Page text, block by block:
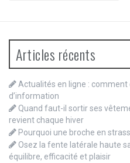
Articles récents
Actualités en ligne : comment
d’information
Quand faut-il sortir ses
revient chaque hiver
Pourquoi une broche en
Osez la fente latérale haute
équilibre, efficacité et plaisir